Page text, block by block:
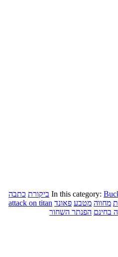
In this category: ביקורת כתבה
מחווה מטבע פאונד attack on titan
בחינם הפנתר השחור